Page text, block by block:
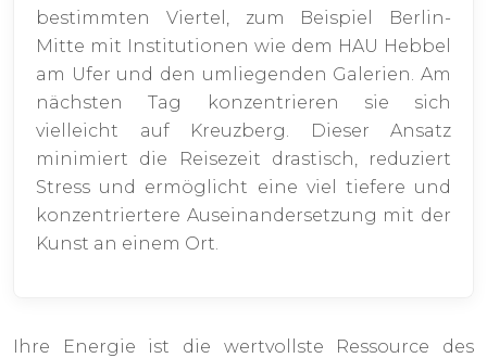
bestimmten Viertel, zum Beispiel Berlin-
Mitte mit Institutionen wie dem HAU Hebbel
am Ufer und den umliegenden Galerien. Am
nächsten Tag konzentrieren sie sich
vielleicht auf Kreuzberg. Dieser Ansatz
minimiert die Reisezeit drastisch, reduziert
Stress und ermöglicht eine viel tiefere und
konzentriertere Auseinandersetzung mit der
Kunst an einem Ort.
Ihre Energie ist die wertvollste Ressource des